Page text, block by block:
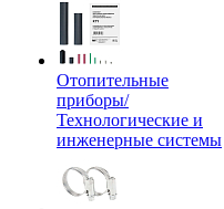
Отопительные
приборы/
Технологические и
инженерные системы